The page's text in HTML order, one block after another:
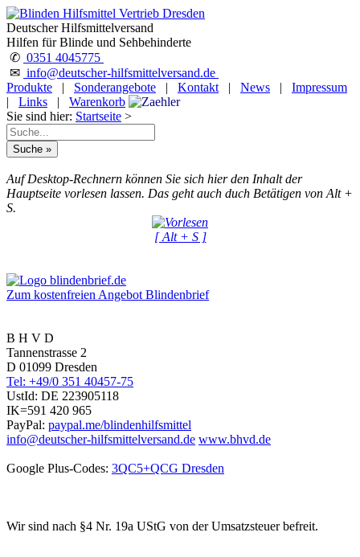
Deutscher Hilfsmittelversand
Hilfen für Blinde und Sehbehinderte
✆ 0351 4045775
✉ info@deutscher-hilfsmittelversand.de
Produkte
| Sonderangebote | Kontakt | News |
Impressum
|
Links |
Warenkorb
Sie sind hier: Startseite >
Auf Desktop-Rechnern können Sie sich hier den Inhalt der
Hauptseite vorlesen lassen. Das geht auch duch Betätigen von Alt +
S.
[ Alt + S ]
Zum kostenfreien Angebot Blindenbrief
B H V D
Tannenstrasse 2
D 01099 Dresden
Tel: +49/0 351 40457-75
UstId: DE 223905118
IK=591 420 965
PayPal: paypal.me/blindenhilfsmittel
info@deutscher-hilfsmittelversand.de www.bhvd.de
Google Plus-Codes: 3QC5+QCG Dresden
Wir sind nach §4 Nr. 19a UStG von der Umsatzsteuer befreit.